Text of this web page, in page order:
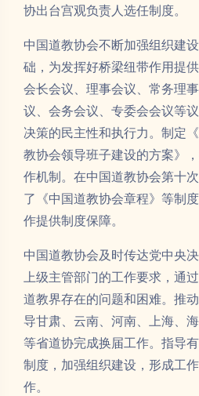
协出台宫观负责人选任制度。
中国道教协会不断加强组织建
础，为发挥好桥梁纽带作用提
会长会议、理事会议、常务理
议、会务会议、专委会会议等
决策的民主性和执行力。制定
教协会领导班子建设的方案》
作机制。在中国道教协会第十
了《中国道教协会章程》等制
作提供制度保障。
中国道教协会及时传达党中央
上级主管部门的工作要求，通
道教界存在的问题和困难。推
导甘肃、云南、河南、上海、
等省道协完成换届工作。指导
制度，加强组织建设，形成工
作。